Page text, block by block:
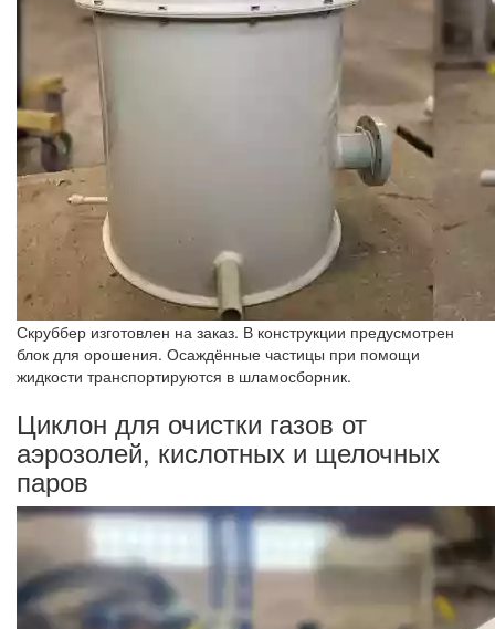
Скруббер изготовлен на заказ. В конструкции предусмотрен
блок для орошения. Осаждённые частицы при помощи
жидкости транспортируются в шламосборник.
Циклон для очистки газов от
аэрозолей, кислотных и щелочных
паров